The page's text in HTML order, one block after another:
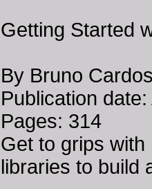
Getting Started
By Bruno
Publication
Pages: 314
Get to grips
libraries to build